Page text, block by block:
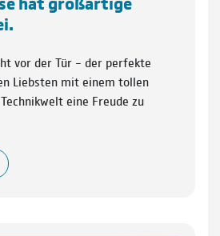
vor der Tür – der perfekte
Liebsten mit einem tollen
eine Freude zu